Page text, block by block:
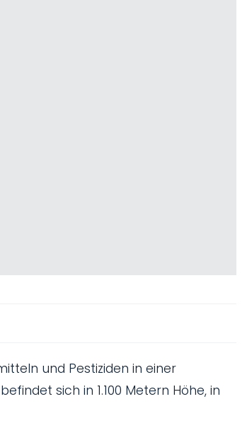
und Pestiziden in einer
sich in 1.100 Metern Höhe, in